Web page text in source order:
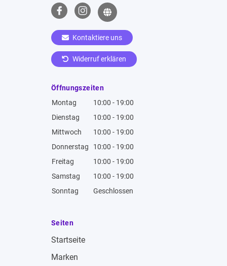
Kontaktiere uns
Widerruf erklären
Öffnungszeiten
Montag
10:00 - 19:00
Dienstag
10:00 - 19:00
Mittwoch
10:00 - 19:00
Donnerstag
10:00 - 19:00
Freitag
10:00 - 19:00
Samstag
10:00 - 19:00
Sonntag
Geschlossen
Seiten
Startseite
Marken